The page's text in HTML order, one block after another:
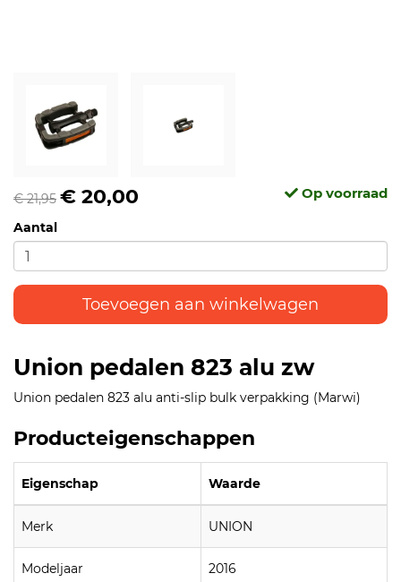
€ 21,95 € 20,00 Op voorraad
Aantal
Toevoegen aan winkelwagen
Union pedalen 823 alu zw
Union pedalen 823 alu anti-slip bulk verpakking (Marwi)
Producteigenschappen
Eigenschap Waarde
Merk UNION
Modeljaar 2016